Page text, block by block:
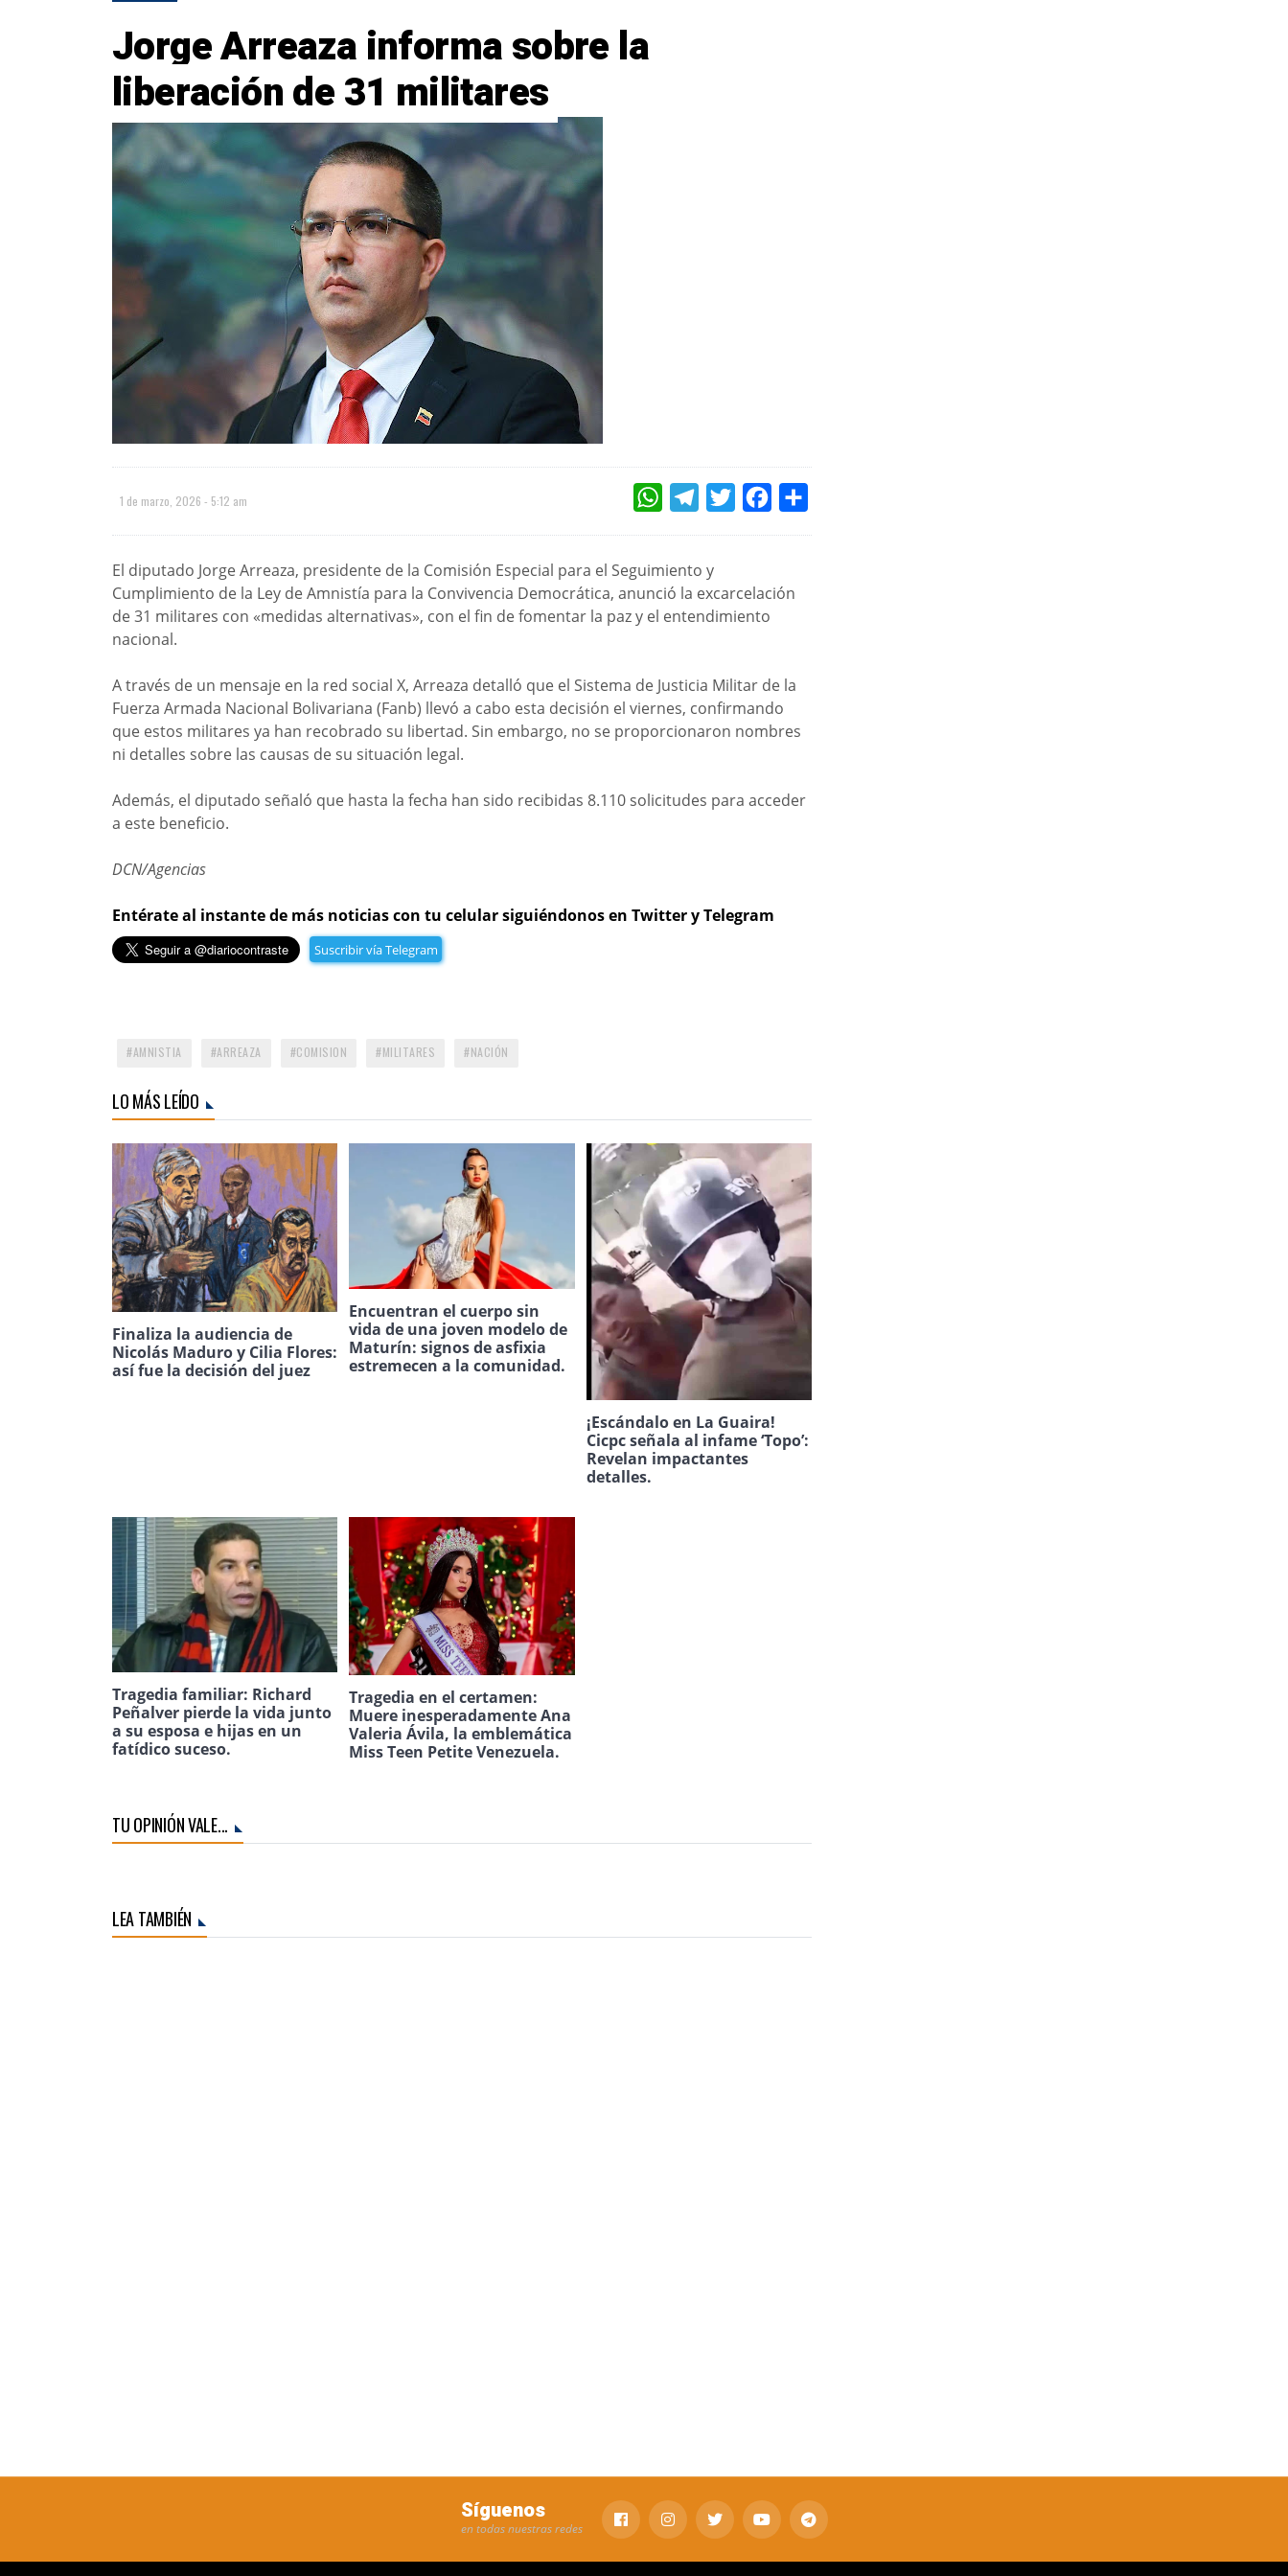
Jorge Arreaza informa sobre la
liberación de 31 militares
1 de marzo, 2026 - 5:12 am WHATSAPPTELEGRAMTWITTERFACEBOOK
El diputado Jorge Arreaza, presidente de la Comisión Especial para el Seguimiento y
Cumplimiento de la Ley de Amnistía para la Convivencia Democrática, anunció la excarcelación
de 31 militares con «medidas alternativas», con el fin de fomentar la paz y el entendimiento
nacional.
A través de un mensaje en la red social X, Arreaza detalló que el Sistema de Justicia Militar de la
Fuerza Armada Nacional Bolivariana (Fanb) llevó a cabo esta decisión el viernes, confirmando
que estos militares ya han recobrado su libertad. Sin embargo, no se proporcionaron nombres
ni detalles sobre las causas de su situación legal.
Además, el diputado señaló que hasta la fecha han sido recibidas 8.110 solicitudes para acceder
a este beneficio.
DCN/Agencias
Entérate al instante de más noticias con tu celular siguiéndonos en Twitter y Telegram
Suscribir vía Telegram
AMNISTIA ARREAZA COMISION MILITARES NACIÓN
LO MÁS LEÍDO
Finaliza la audiencia de
Nicolás Maduro y Cilia Flores:
así fue la decisión del juez
Encuentran el cuerpo sin
vida de una joven modelo de
Maturín: signos de asfixia
estremecen a la comunidad.
¡Escándalo en La Guaira!
Cicpc señala al infame ‘Topo’:
Revelan impactantes
detalles.
Tragedia familiar: Richard
Peñalver pierde la vida junto
a su esposa e hijas en un
fatídico suceso.
Tragedia en el certamen:
Muere inesperadamente Ana
Valeria Ávila, la emblemática
Miss Teen Petite Venezuela.
TU OPINIÓN VALE...
LEA TAMBIÉN
Síguenos
en todas nuestras redes